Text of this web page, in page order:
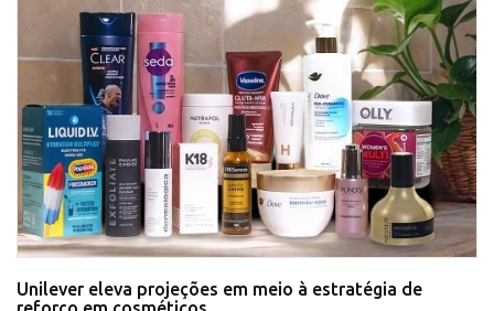
Unilever eleva projeções em meio à estratégia de